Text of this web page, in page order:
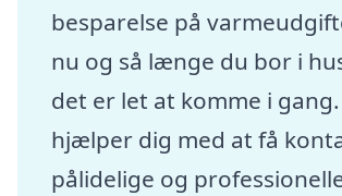
besparelse på
nu og så længe du bor i
det er let at komme i gang.
hjælper dig med at få
pålidelige og